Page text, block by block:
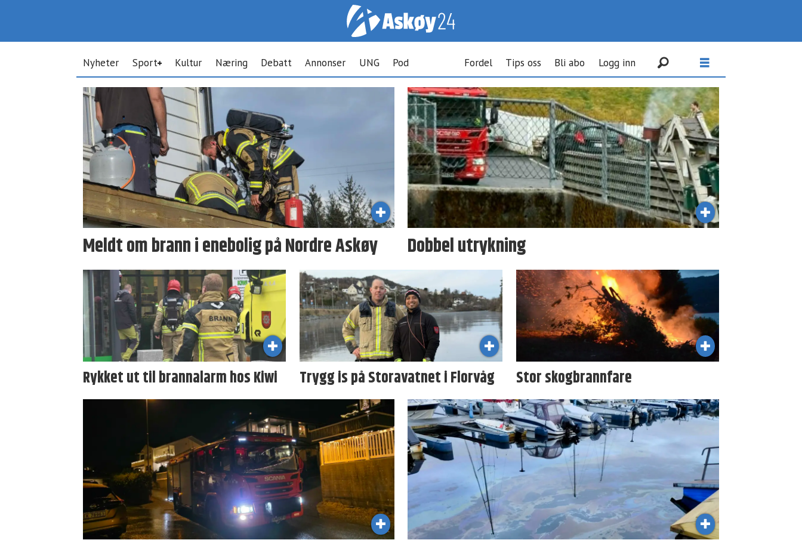
Nyheter Sport Kultur Næring Debatt Annonser UNG Pod Fordel Tips oss Bli abo Logg inn
redning
Meldt om brann i enebolig på Nordre Askøy Dobbel utrykning
Rykket ut til brannalarm hos Kiwi Trygg is på Stora­vatnet i Florvåg Stor skogbrannfare